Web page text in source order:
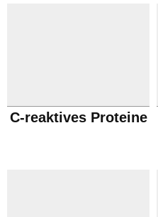
C-reaktives Proteine